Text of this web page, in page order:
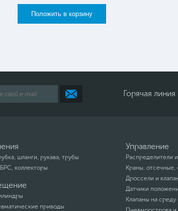
Горячая линия
шланги, рукава, трубы
коллекторы
приводы
Управление
Распределители
Краны, отсечные,
Дроссели и
Датчики
Клапаны на